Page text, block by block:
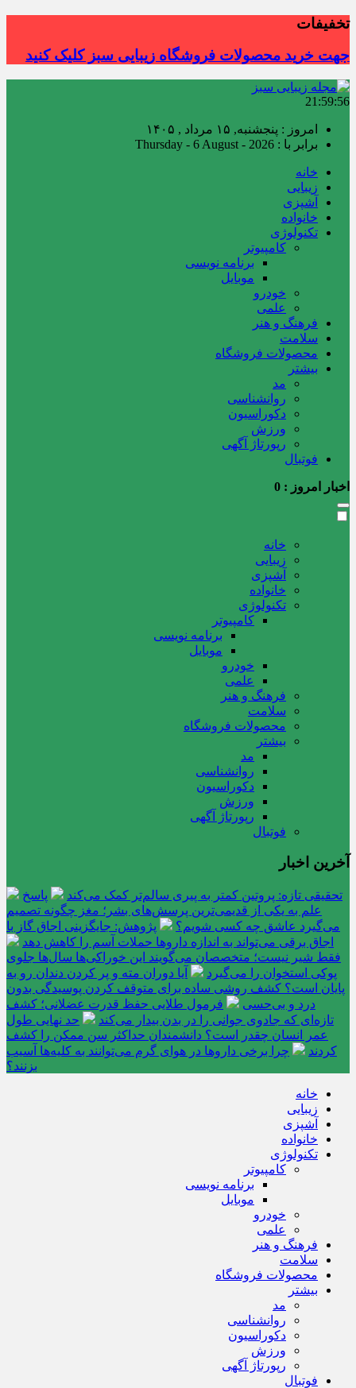
تخفیفات
جهت خرید محصولات فروشگاه زیبایی سبز کلیک کنید
21:59:57
امروز : پنجشنبه, ۱۵ مرداد , ۱۴۰۵
برابر با : Thursday - 6 August - 2026
خانه
زیبایی
آشپزی
خانواده
تکنولوژی
کامپیوتر
برنامه نویسی
موبایل
خودرو
علمی
فرهنگ و هنر
سلامت
محصولات فروشگاه
بیشتر
مد
روانشناسی
دکوراسیون
ورزش
رپورتاژ آگهی
فوتبال
اخبار امروز : 0
خانه
زیبایی
آشپزی
خانواده
تکنولوژی
کامپیوتر
برنامه نویسی
موبایل
خودرو
علمی
فرهنگ و هنر
سلامت
محصولات فروشگاه
بیشتر
مد
روانشناسی
دکوراسیون
ورزش
رپورتاژ آگهی
فوتبال
آخرین اخبار
تحقیقی تازه: پروتین کمتر به پیری سالم‌تر کمک می‌کند
پاسخ
علم به یکی از قدیمی‌ترین پرسش‌های بشر؛ مغز چگونه تصمیم
می‌گیرد عاشق چه کسی شویم؟
پژوهش: جایگزینی اجاق گاز با
اجاق برقی می‌تواند به اندازه داروها حملات آسم را کاهش دهد
فقط شیر نیست؛ متخصصان می‌گویند این خوراکی‌ها سال‌ها جلوی
پوکی استخوان را می‌گیرد
آیا دوران مته و پر کردن دندان رو به
پایان است؟ کشف روشی ساده برای متوقف کردن پوسیدگی بدون
درد و بی‌حسی
فرمول طلایی حفظ قدرت عضلانی؛ کشف
تازه‌ای که جادوی جوانی را در بدن بیدار می‌کند
حد نهایی طول
عمر انسان چقدر است؟ دانشمندان حداکثر سن ممکن را کشف
کردند
چرا برخی داروها در هوای گرم می‌توانند به کلیه‌ها آسیب
بزنند؟
خانه
زیبایی
آشپزی
خانواده
تکنولوژی
کامپیوتر
برنامه نویسی
موبایل
خودرو
علمی
فرهنگ و هنر
سلامت
محصولات فروشگاه
بیشتر
مد
روانشناسی
دکوراسیون
ورزش
رپورتاژ آگهی
فوتبال